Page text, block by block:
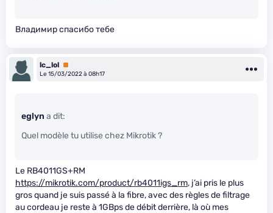
Владимир спасибо тебе
lc_lol Premium
Le 15/03/2022 à 08h17
eglyn a dit:
Quel modèle tu utilise chez Mikrotik ?
Le RB4011GS+RM
https://mikrotik.com/product/rb4011igs_rm, j’ai pris le plus
gros quand je suis passé à la fibre, avec des règles de filtrage
au cordeau je reste à 1GBps de débit derrière, là où mes